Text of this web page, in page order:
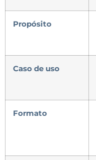
Propósito
Caso de uso
Formato